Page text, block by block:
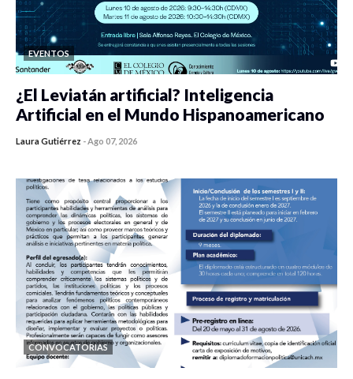
EVENTOS
¿El Leviatán artificial? Inteligencia
Artificial en el Mundo Hispanoamericano
Laura Gutiérrez -Ago 07, 2026
CONVOCATORIAS